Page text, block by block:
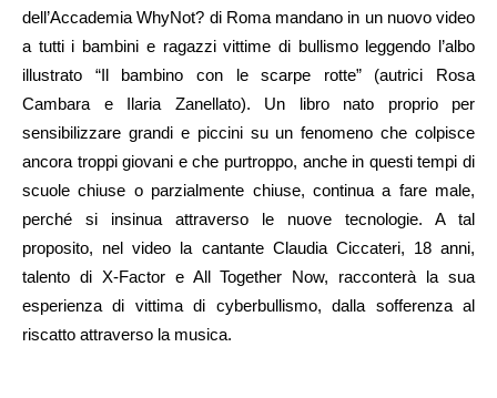
dell’Accademia WhyNot? di Roma mandano in un nuovo video
a tutti i bambini e ragazzi vittime di bullismo leggendo l’albo
illustrato “Il bambino con le scarpe rotte” (autrici Rosa
Cambara e Ilaria Zanellato). Un libro nato proprio per
sensibilizzare grandi e piccini su un fenomeno che colpisce
ancora troppi giovani e che purtroppo, anche in questi tempi di
scuole chiuse o parzialmente chiuse, continua a fare male,
perché si insinua attraverso le nuove tecnologie. A tal
proposito, nel video la cantante Claudia Ciccateri, 18 anni,
talento di X-Factor e All Together Now, racconterà la sua
esperienza di vittima di cyberbullismo, dalla sofferenza al
riscatto attraverso la musica.